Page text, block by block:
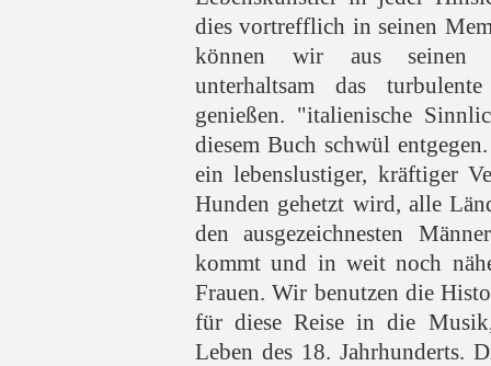
dies vortrefflich in seinen
können wir aus seinen
unterhaltsam das
genießen. "italienische
diesem Buch schwül
ein lebenslustiger, kräftiger
Hunden gehetzt wird, alle
den ausgezeichnesten
kommt und in weit noch
Frauen. Wir benutzen die
für diese Reise in die
Leben des 18. Jahrhunderts.